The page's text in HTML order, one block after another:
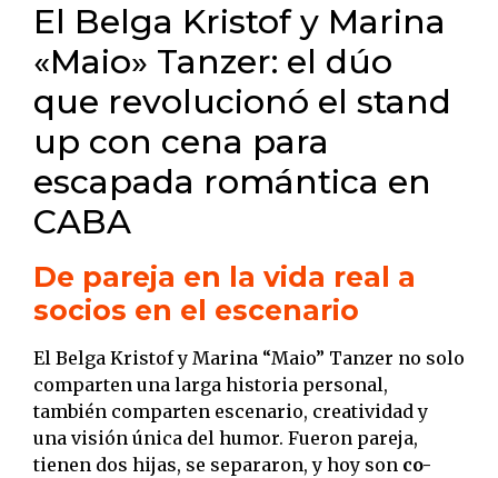
El Belga Kristof y Marina
«Maio» Tanzer: el dúo
que revolucionó el stand
up con cena para
escapada romántica en
CABA
De pareja en la vida real a
socios en el escenario
El Belga Kristof y Marina “Maio” Tanzer no solo
comparten una larga historia personal,
también comparten escenario, creatividad y
una visión única del humor. Fueron pareja,
tienen dos hijas, se separaron, y hoy son co-